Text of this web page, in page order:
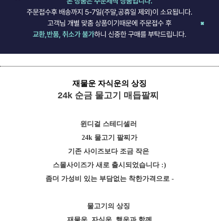
재물운 자식운의 상징
24k 순금 물고기 매듭팔찌
윈디걸 스테디셀러
24k 물고기 팔찌가
기존 사이즈보다 조금 작은
스몰사이즈가 새로 출시되었습니다 :)
좀더 가성비 있는 부담없는 착한가격으로 -
물고기의 상징